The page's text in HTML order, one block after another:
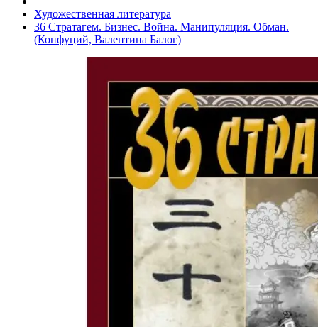
Художественная литература
36 Стратагем. Бизнес. Война. Манипуляция. Обман.
(Конфуций, Валентина Балог)